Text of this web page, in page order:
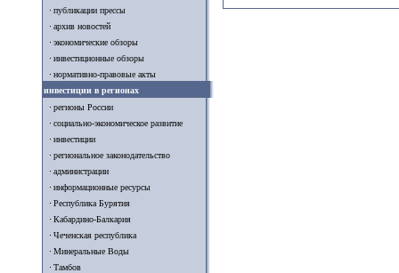
публикации прессы
архив новостей
экономические обзоры
инвестиционные обзоры
нормативно-правовые акты
инвестиции в регионах
регионы России
социально-экономическое развитие
инвестиции
региональное законодательство
администрации
информационные ресурсы
Республика Бурятия
Кабардино-Балкария
Чеченская республика
Минеральные Воды
Тамбов